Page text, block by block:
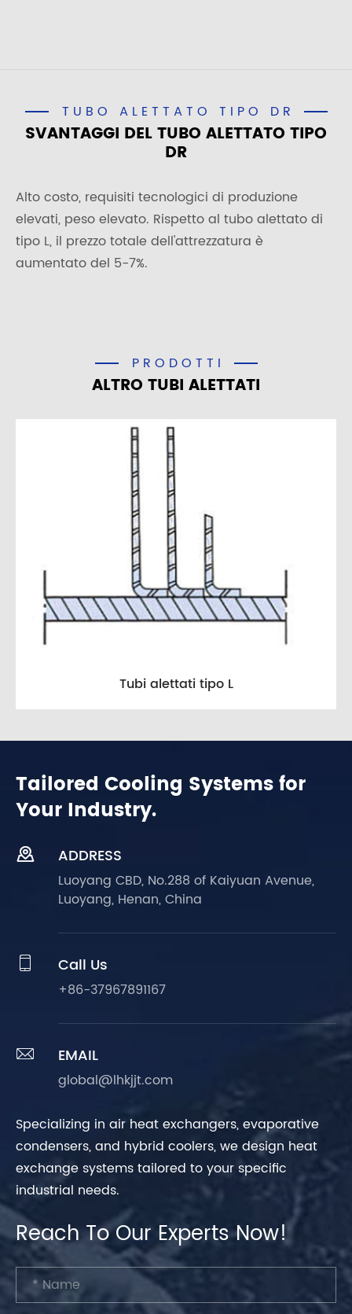
TUBO ALETTATO TIPO DR
SVANTAGGI DEL TUBO ALETTATO TIPO
DR
Alto costo, requisiti tecnologici di produzione
elevati, peso elevato. Rispetto al tubo alettato di
tipo L, il prezzo totale dell'attrezzatura è
aumentato del 5-7%.
PRODOTTI
ALTRO TUBI ALETTATI
Tubi alettati tipo L
Tailored Cooling Systems for
Your Industry.
 ADDRESS
Luoyang CBD, No.288 of Kaiyuan Avenue,
Luoyang, Henan, China
 Call Us
+86-37967891167
 EMAIL
global@lhkjjt.com
Specializing in air heat exchangers, evaporative
condensers, and hybrid coolers, we design heat
exchange systems tailored to your specific
industrial needs.
Reach To Our Experts Now!